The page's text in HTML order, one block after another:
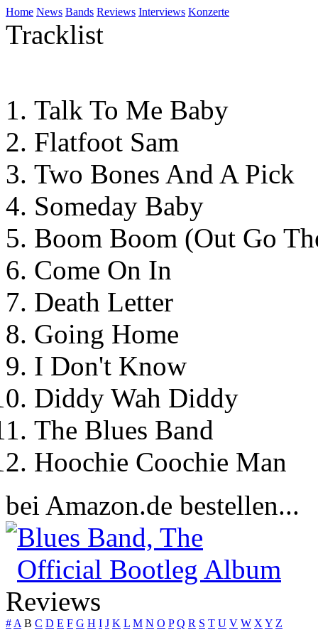
Home News Bands Reviews Interviews Konzerte
Tracklist
Talk To Me Baby
Flatfoot Sam
Two Bones And A Pick
Someday Baby
Boom Boom (Out Go
Come On In
Death Letter
Going Home
I Don't Know
Diddy Wah Diddy
The Blues Band
Hoochie Coochie Man
bei Amazon.de bestellen...
Blues Band, The
Official Bootleg Album
Reviews
# A B C D E F G H I J K L M N O P Q R S T U V W X Y Z